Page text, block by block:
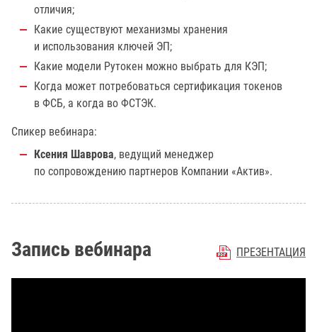
отличия;
Какие существуют механизмы хранения
и использования ключей ЭП;
Какие модели Рутокен можно выбрать для КЭП;
Когда может потребоваться сертификация токенов
в ФСБ, а когда во ФСТЭК.
Спикер вебинара:
Ксения Шаврова, ведущий менеджер
по сопровождению партнеров Компании «Актив».
Запись вебинара ПРЕЗЕНТАЦИЯ